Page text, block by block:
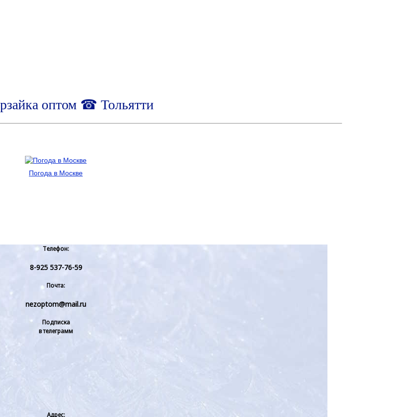
оптом ☎ Тольятти
Погода в Москве
Телефон:
8-925 537-76-59
Почта:
nezoptom@mail.ru
Подписка
в телеграмм
Адрес: